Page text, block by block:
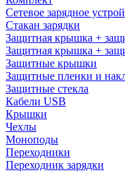
Сетевое зарядное
Стакан зарядки
Защитная крышка +
Защитная крышка +
Защитные крышки
Защитные пленки и
Защитные стекла
Кабели USB
Крышки
Чехлы
Моноподы
Переходники
Переходник зарядки